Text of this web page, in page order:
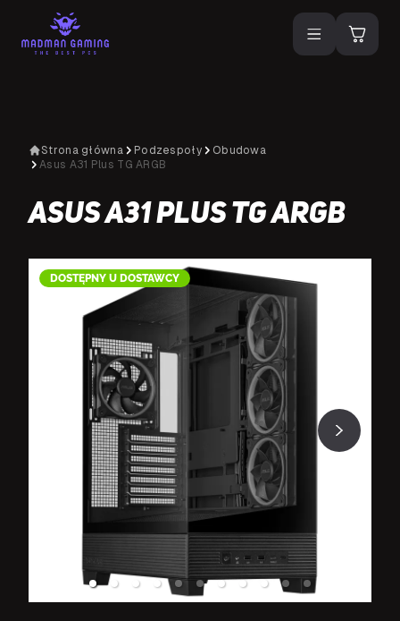
Strona główna Podzespoły
Obudowa
Asus A31 Plus TG ARGB
Asus A31 Plus TG ARGB
DOSTĘPNY U DOSTAWCY